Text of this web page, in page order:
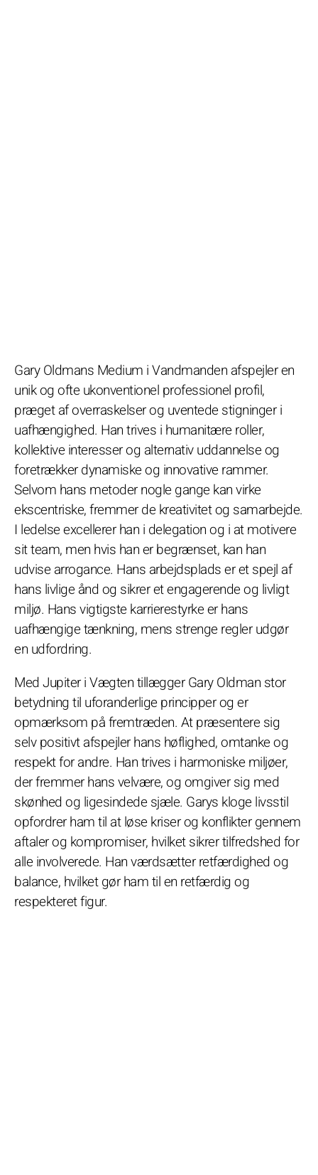
Gary Oldmans Medium i Vandmanden afspejler en
unik og ofte ukonventionel professionel profil,
præget af overraskelser og uventede stigninger i
uafhængighed. Han trives i humanitære roller,
kollektive interesser og alternativ uddannelse og
foretrækker dynamiske og innovative rammer.
Selvom hans metoder nogle gange kan virke
ekscentriske, fremmer de kreativitet og samarbejde.
I ledelse excellerer han i delegation og i at motivere
sit team, men hvis han er begrænset, kan han
udvise arrogance. Hans arbejdsplads er et spejl af
hans livlige ånd og sikrer et engagerende og livligt
miljø. Hans vigtigste karrierestyrke er hans
uafhængige tænkning, mens strenge regler udgør
en udfordring.
Med Jupiter i Vægten tillægger Gary Oldman stor
betydning til uforanderlige principper og er
opmærksom på fremtræden. At præsentere sig
selv positivt afspejler hans høflighed, omtanke og
respekt for andre. Han trives i harmoniske miljøer,
der fremmer hans velvære, og omgiver sig med
skønhed og ligesindede sjæle. Garys kloge livsstil
opfordrer ham til at løse kriser og konflikter gennem
aftaler og kompromiser, hvilket sikrer tilfredshed for
alle involverede. Han værdsætter retfærdighed og
balance, hvilket gør ham til en retfærdig og
respekteret figur.